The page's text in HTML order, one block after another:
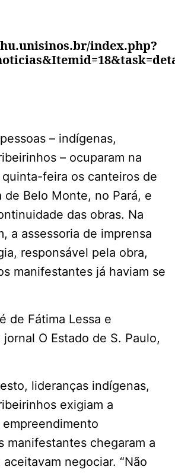
index.php?
– indígenas,
– ocuparam na
feira os canteiros de
de Belo Monte, no Pará, e
das obras. Na
a assessoria de imprensa
responsável pela obra,
manifestantes já haviam se
de Fátima Lessa e
O Estado de S. Paulo,
lideranças indígenas,
exigiam a
manifestantes chegaram a
negociar. “Não